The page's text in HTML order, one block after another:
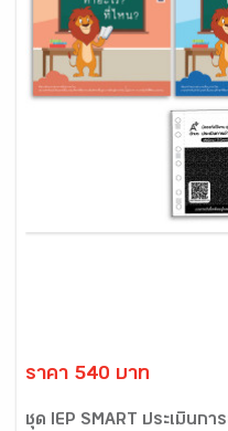
ราคา 540 บาท
ชุด IEP SMART ประเมินกา